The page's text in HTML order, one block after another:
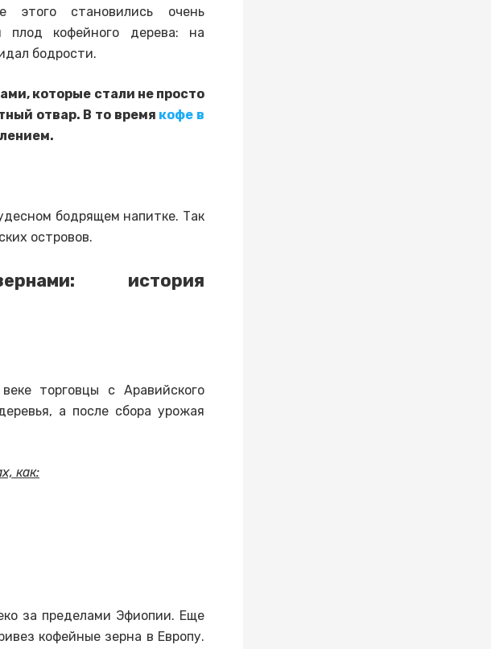
этого становились очень
плод кофейного дерева: на
бодрости.
которые стали не просто
отвар. В то время кофе в
бодрящем напитке. Так
островов.
история
торговцы с Аравийского
а после сбора урожая
как:
за пределами Эфиопии. Еще
кофейные зерна в Европу.